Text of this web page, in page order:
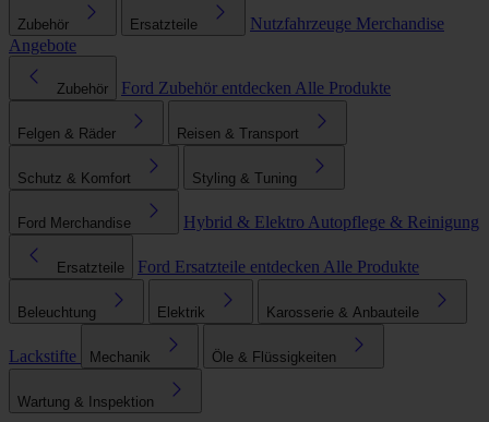
Zubehör Ersatzteile Nutzfahrzeuge Merchandise
Angebote
Zubehör Ford Zubehör entdecken Alle Produkte
Felgen & Räder Reisen & Transport
Schutz & Komfort Styling & Tuning
Ford Merchandise Hybrid & Elektro Autopflege & Reinigung
Ersatzteile Ford Ersatzteile entdecken Alle Produkte
Beleuchtung Elektrik Karosserie & Anbauteile
Lackstifte Mechanik Öle & Flüssigkeiten
Wartung & Inspektion